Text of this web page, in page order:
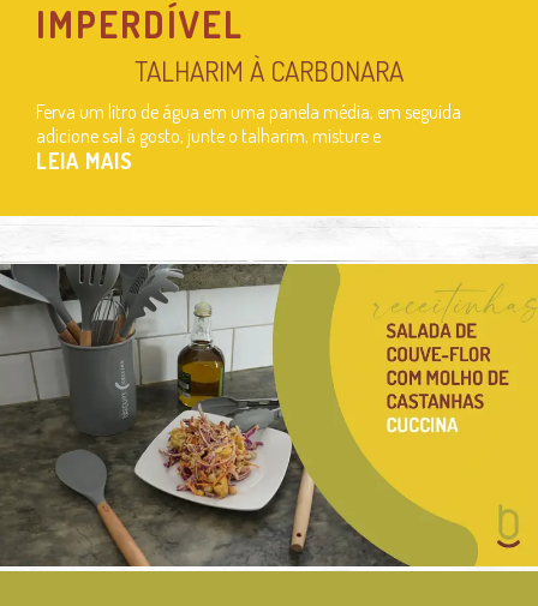
IMPERDÍVEL
TALHARIM À CARBONARA
Ferva um litro de água em uma panela média, em seguida
adicione sal á gosto, junte o talharim, misture e
LEIA MAIS